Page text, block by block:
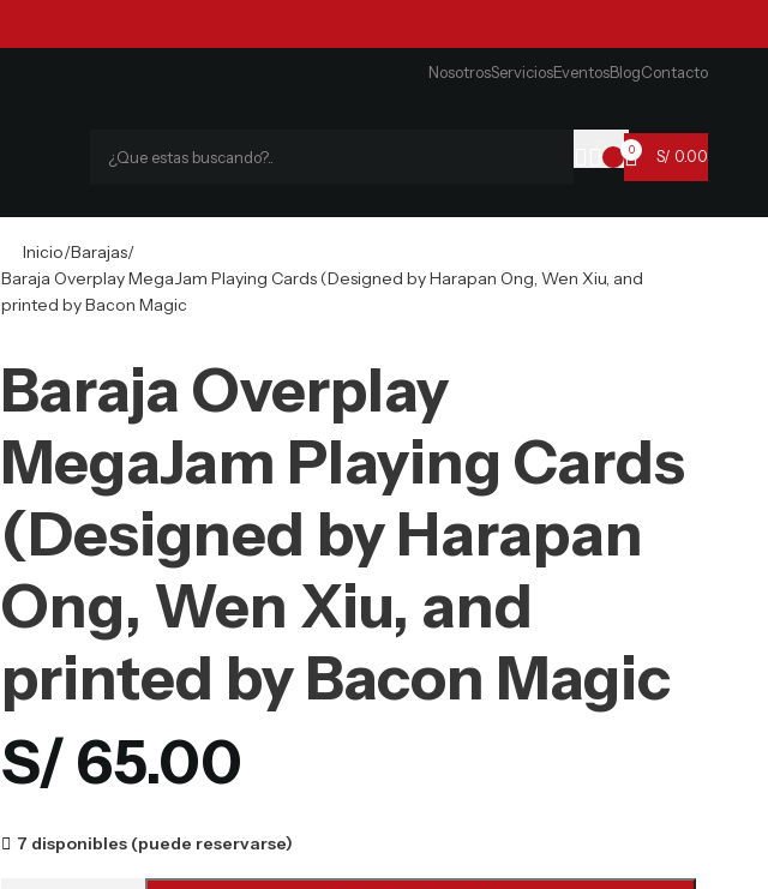
NosotrosServiciosEventosBlogContacto
0 S/ 0.00
Inicio Barajas
Baraja Overplay MegaJam Playing Cards (Designed by Harapan Ong, Wen Xiu, and
printed by Bacon Magic
Baraja Overplay
MegaJam Playing Cards
(Designed by Harapan
Ong, Wen Xiu, and
printed by Bacon Magic
S/65.00
7 disponibles (puede reservarse)